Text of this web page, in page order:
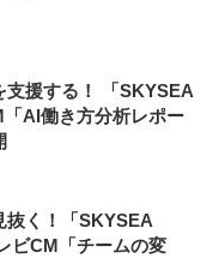
援する！ 「SKYSEA
AI働き方分析レポー
抜く！「SKYSEA
ビCM「チームの変